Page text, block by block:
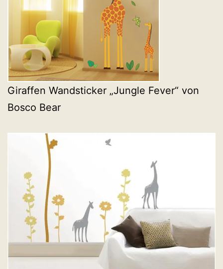
Giraffen Wandsticker „Jungle Fever“ von
Bosco Bear